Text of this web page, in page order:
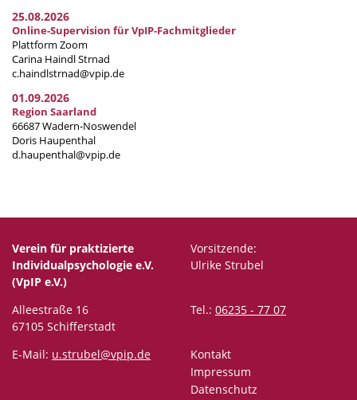
25.08.2026
Online-Supervision für VpIP-Fachmitglieder
Plattform Zoom
Carina Haindl Strnad
c.haindlstrnad@vpip.de
01.09.2026
Region Saarland
66687 Wadern-Noswendel
Doris Haupenthal
d.haupenthal@vpip.de
Verein für praktizierte
Individualpsychologie e.V.
(VpIP e.V.)
Vorsitzende:
Ulrike Strubel
Alleestraße 16
67105 Schifferstadt
Tel.: 06235 - 77 07
E-Mail: u.strubel@vpip.de
Kontakt
Impressum
Datenschutz